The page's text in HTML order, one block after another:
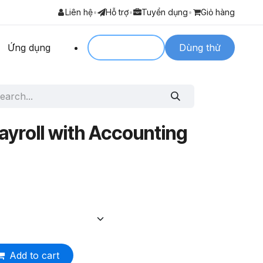
Liên hệ• Hỗ trợ• Tuyển dụng• Giỏ hàng
Ứng dụng Dùng thử
with Accounting
Add to cart